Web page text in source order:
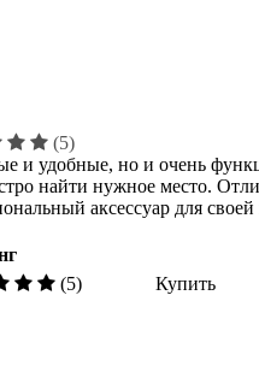
(5)
и удобные, но и очень
найти нужное место.
аксессуар для
(5)
Купить